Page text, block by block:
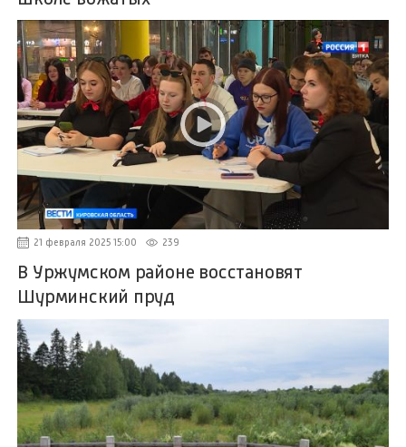
21 февраля 2025 15:00 239
В Уржумском районе восстановят
Шурминский пруд